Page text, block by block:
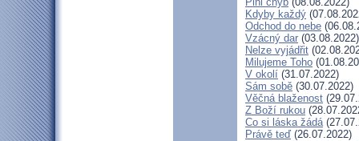
Kdyby každý
Odchod do nebe
Vzácný dar (03.08.2022)
Nelze vyjádřit
Milujeme Toho
V okolí (31.07.2022)
Sám sobě (30.07.2022)
Věčná blaženost
Z Boží rukou
Co si láska žádá
Právě teď (26.07.2022)